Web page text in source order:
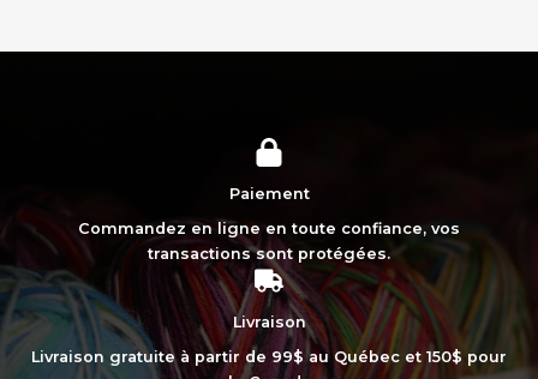
Paiement
Commandez en ligne en toute confiance, vos
transactions sont protégées.
Livraison
Livraison gratuite à partir de 99$ au Québec et 150$ pour